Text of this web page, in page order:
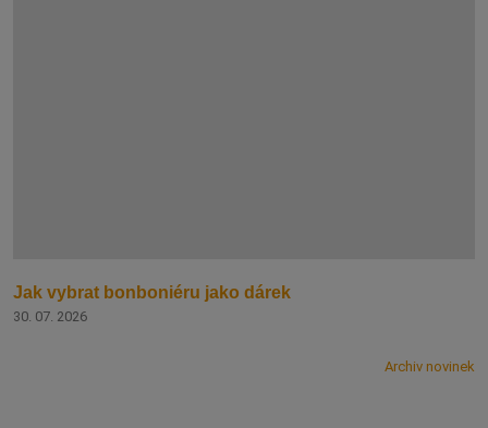
Jak vybrat bonboniéru jako dárek
30. 07. 2026
Archiv novinek